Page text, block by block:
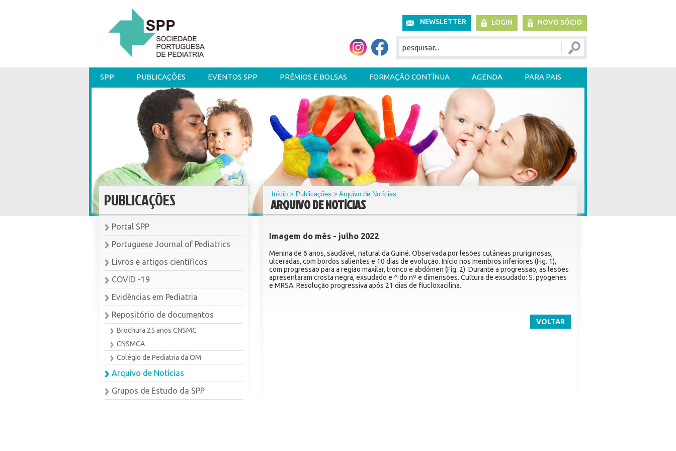
NEWSLETTER LOGIN NOVO SÓCIO
SPP PUBLICAÇÕES EVENTOS SPP PRÉMIOS E BOLSAS FORMAÇÃO CONTÍNUA AGENDA PARA PAIS
PUBLICAÇÕES
Portal SPP
Portuguese Journal of Pediatrics
Livros e artigos científicos
COVID -19
Evidências em Pediatria
Repositório de documentos
Brochura 25 anos CNSMC
CNSMCA
Colégio de Pediatria da OM
Arquivo de Notícias
Grupos de Estudo da SPP
Início > Publicações > Arquivo de Notícias
ARQUIVO DE NOTÍCIAS
Imagem do mês - julho 2022
Menina de 6 anos, saudável, natural da Guiné. Observada por lesões cutâneas pruriginosas,
ulceradas, com bordos salientes e 10 dias de evolução. Início nos membros inferiores (Fig. 1),
com progressão para a região maxilar, tronco e abdómen (Fig. 2). Durante a progressão, as lesões
apresentaram crosta negra, exsudado e ^ do nº e dimensões. Cultura de exsudado: S. pyogenes
e MRSA. Resolução progressiva após 21 dias de flucloxacilina.
VOLTAR